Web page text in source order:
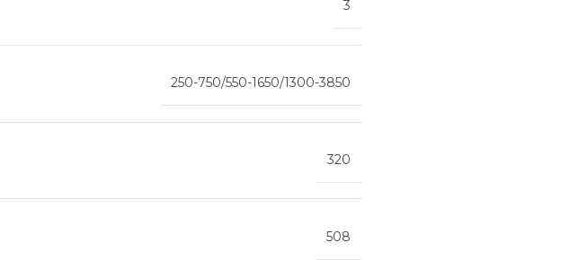
3
250-750/550-1650/1300-3850
320
508